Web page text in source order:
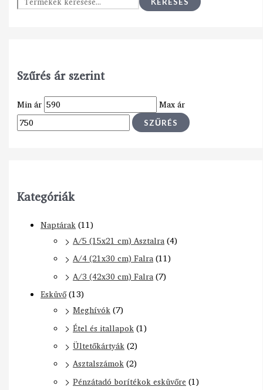
Szűrés ár szerint
Min ár Max ár
SZŰRÉS
Kategóriák
Naptárak(11)
A/5 (15x21 cm) Asztalra(4)
A/4 (21x30 cm) Falra(11)
A/3 (42x30 cm) Falra(7)
Esküvő(13)
Meghívók(7)
Étel és itallapok(1)
Ültetőkártyák(2)
Asztalszámok(2)
Pénzátadó borítékok esküvőre (1)